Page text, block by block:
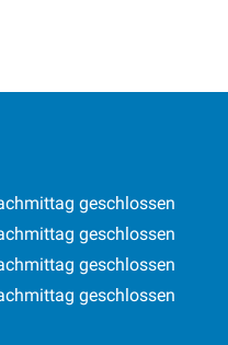
geschlossen
geschlossen
geschlossen
geschlossen